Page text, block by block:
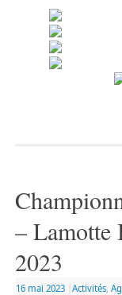
– Lamotte
2023
16 mai 2023 Activités,